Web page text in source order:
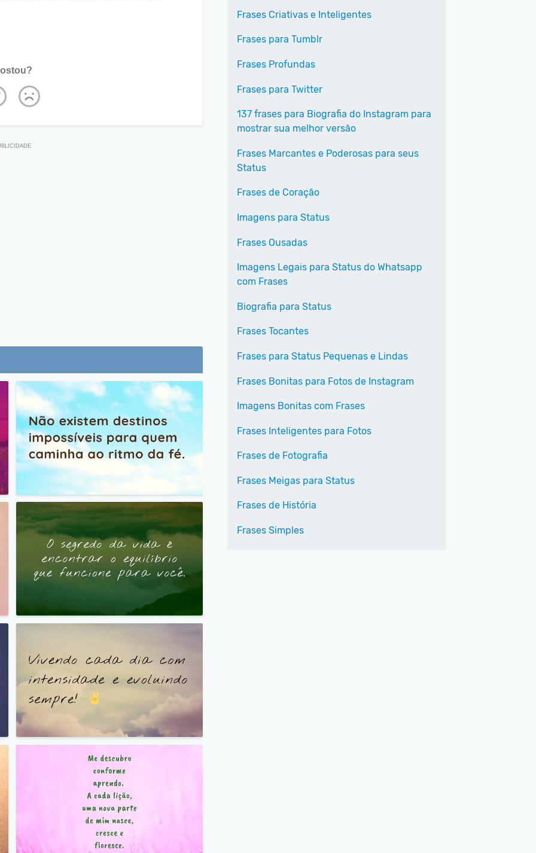
Frases Criativas e Inteligentes
Frases para Tumblr
Frases Profundas
Frases para Twitter
137 frases para Biografia do Instagram para
mostrar sua melhor versão
Frases Marcantes e Poderosas para seus
Status
Frases de Coração
Imagens para Status
Frases Ousadas
Imagens Legais para Status do Whatsapp
com Frases
Biografia para Status
Frases Tocantes
Frases para Status Pequenas e Lindas
Frases Bonitas para Fotos de Instagram
Imagens Bonitas com Frases
Frases Inteligentes para Fotos
Frases de Fotografia
Frases Meigas para Status
Frases de História
Frases Simples